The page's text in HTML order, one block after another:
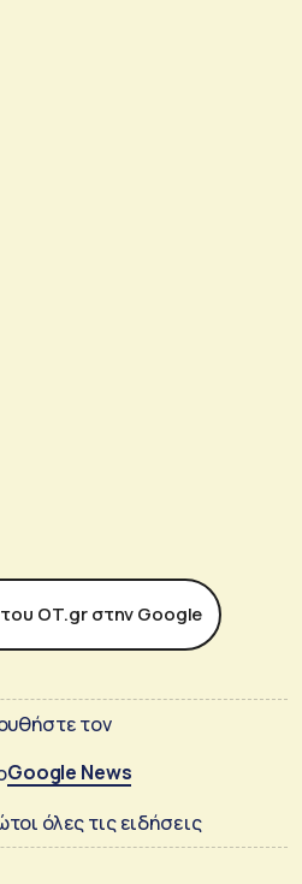
ΟΤ.gr στην Google
τον
Google News
όλες τις ειδήσεις